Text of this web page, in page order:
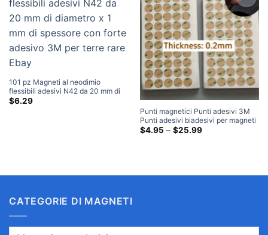
101 pz Magneti al neodimio
flessibili adesivi N42 da 20 mm di
diametro x 1 mm di spessore con
$6.29
Punti magnetici Punti adesivi 3M
Punti adesivi biadesivi per magneti
Home Depot
$4.95 – $25.99Fascia
CATEGORIE DI MAGNETI